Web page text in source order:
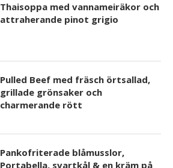
Thaisoppa med vannameiräkor och
attraherande pinot grigio
Pulled Beef med fräsch örtsallad,
grillade grönsaker och
charmerande rött
Pankofriterade blåmusslor,
Portabella, svartkål & en kräm på